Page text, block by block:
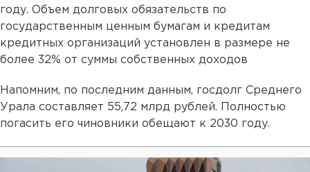
году. Объем долговых обязательств по
государственным ценным бумагам и кредитам
кредитных организаций установлен в размере не
более 32% от суммы собственных доходов
Напомним, по последним данным, госдолг Среднего
Урала составляет 55,72 млрд рублей. Полностью
погасить его чиновники обещают к 2030 году.